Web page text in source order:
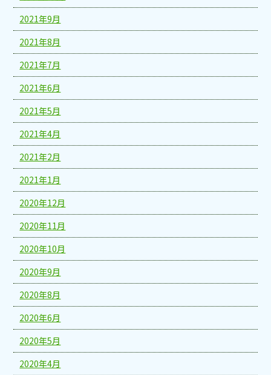
2021年9月
2021年8月
2021年7月
2021年6月
2021年5月
2021年4月
2021年2月
2021年1月
2020年12月
2020年11月
2020年10月
2020年9月
2020年8月
2020年6月
2020年5月
2020年4月